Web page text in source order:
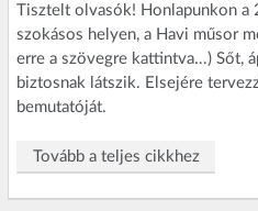
Tisztelt olvasók! Honlapunkon a
szokásos helyen, a Havi műsor
erre a szövegre kattintva...) Sőt,
biztosnak látszik. Elsejére
bemutatóját.
Tovább a teljes cikkhez